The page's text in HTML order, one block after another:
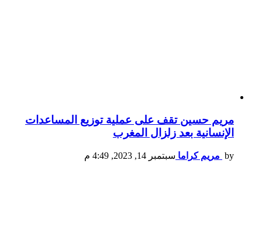
مريم حسين تقف على عملية توزيع المساعدات
الإنسانية بعد زلزال المغرب
by مريم كراما سبتمبر 14, 2023, 4:49 م